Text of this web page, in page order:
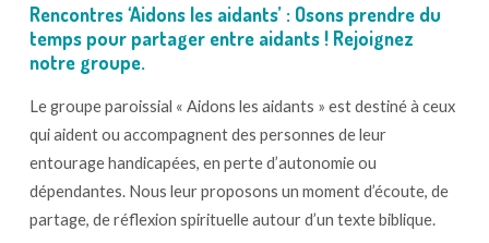
Rencontres ‘Aidons les aidants’ : Osons prendre du
temps pour partager entre aidants ! Rejoignez
notre groupe.
Le groupe paroissial « Aidons les aidants » est destiné à ceux
qui aident ou accompagnent des personnes de leur
entourage handicapées, en perte d’autonomie ou
dépendantes. Nous leur proposons un moment d’écoute, de
partage, de réflexion spirituelle autour d’un texte biblique.